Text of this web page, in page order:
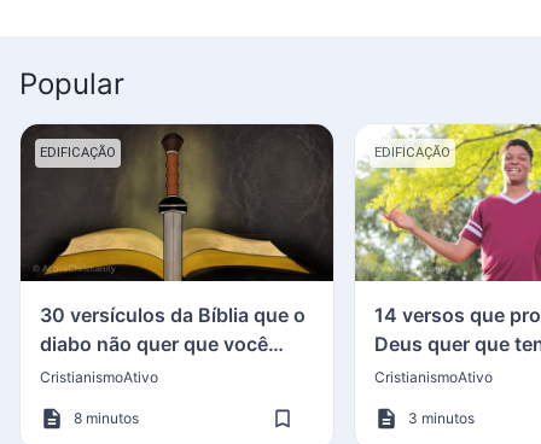
Popular
EDIFICAÇÃO
30 versículos da Bíblia que o
diabo não quer que você
saiba
CristianismoAtivo
8 minutos
EDIFICAÇÃO
14 versos que
Deus quer que
vitória sobre o
CristianismoAtivo
3 minutos